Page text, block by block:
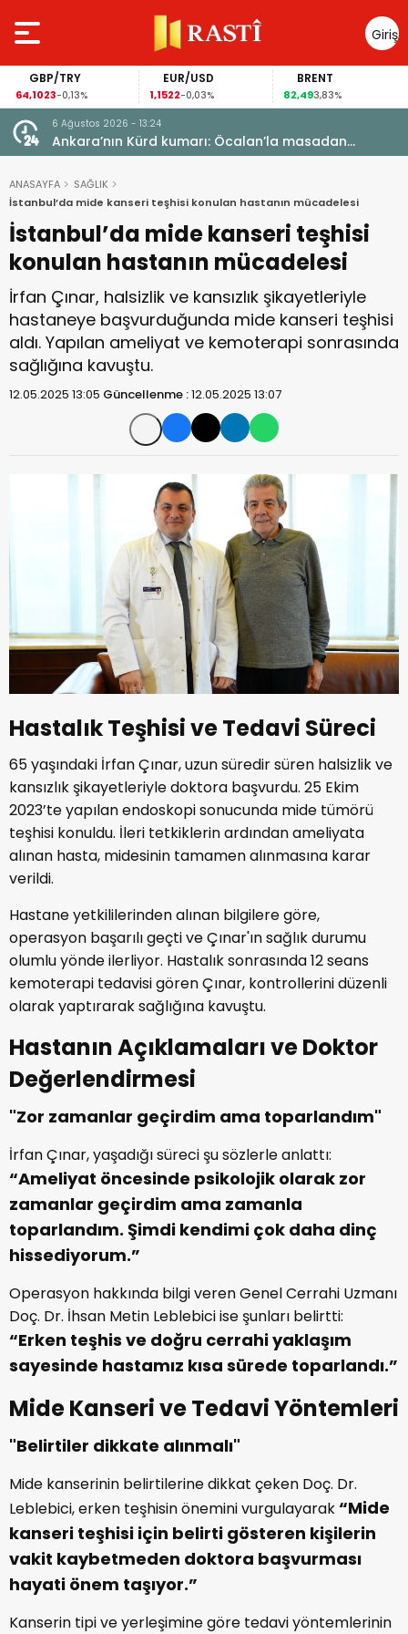
Giriş
Yap
GBP/TRY
64,1023-0,13%
EUR/USD
1,1522-0,03%
BRENT
82,493,83%
6 Ağustos 2026 - 13:24
Ankara’nın Kürd kumarı: Öcalan’la masadan
Meclis’e uzanan yol
ANASAYFA
SAĞLIK
İstanbul’da mide kanseri teşhisi konulan hastanın mücadelesi
İstanbul’da mide kanseri teşhisi
konulan hastanın mücadelesi
İrfan Çınar, halsizlik ve kansızlık şikayetleriyle
hastaneye başvurduğunda mide kanseri teşhisi
aldı. Yapılan ameliyat ve kemoterapi sonrasında
sağlığına kavuştu.
12.05.2025 13:05 Güncellenme :12.05.2025 13:07
Hastalık Teşhisi ve Tedavi Süreci
65 yaşındaki İrfan Çınar, uzun süredir süren halsizlik ve
kansızlık şikayetleriyle doktora başvurdu. 25 Ekim
2023’te yapılan endoskopi sonucunda mide tümörü
teşhisi konuldu. İleri tetkiklerin ardından ameliyata
alınan hasta, midesinin tamamen alınmasına karar
verildi.
Hastane yetkililerinden alınan bilgilere göre,
operasyon başarılı geçti ve Çınar'ın sağlık durumu
olumlu yönde ilerliyor. Hastalık sonrasında 12 seans
kemoterapi tedavisi gören Çınar, kontrollerini düzenli
olarak yaptırarak sağlığına kavuştu.
Hastanın Açıklamaları ve Doktor
Değerlendirmesi
"Zor zamanlar geçirdim ama toparlandım"
İrfan Çınar, yaşadığı süreci şu sözlerle anlattı:
“Ameliyat öncesinde psikolojik olarak zor
zamanlar geçirdim ama zamanla
toparlandım. Şimdi kendimi çok daha dinç
hissediyorum.”
Operasyon hakkında bilgi veren Genel Cerrahi Uzmanı
Doç. Dr. İhsan Metin Leblebici ise şunları belirtti:
“Erken teşhis ve doğru cerrahi yaklaşım
sayesinde hastamız kısa sürede toparlandı.”
Mide Kanseri ve Tedavi Yöntemleri
"Belirtiler dikkate alınmalı"
Mide kanserinin belirtilerine dikkat çeken Doç. Dr.
Leblebici, erken teşhisin önemini vurgulayarak“Mide
kanseri teşhisi için belirti gösteren kişilerin
vakit kaybetmeden doktora başvurması
hayati önem taşıyor.”
Kanserin tipi ve yerleşimine göre tedavi yöntemlerinin